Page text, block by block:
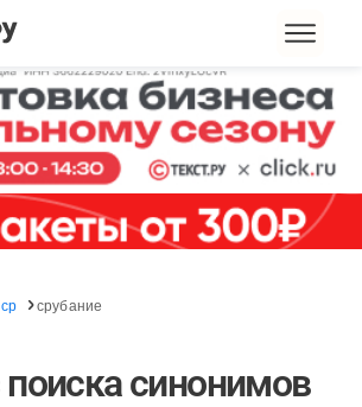
ср срубание
синонимов